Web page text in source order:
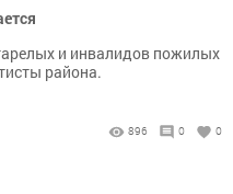
и инвалидов пожилых
района.
896 0 0